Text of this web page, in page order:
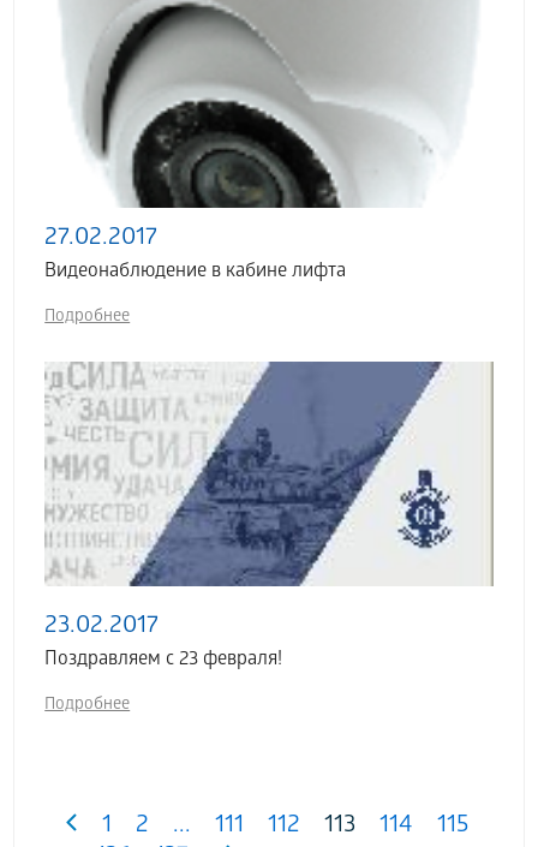
27.02.2017
Видеонаблюдение в кабине лифта
Подробнее
23.02.2017
Поздравляем с 23 февраля!
Подробнее
1 2 ... 111 112 113 114
115